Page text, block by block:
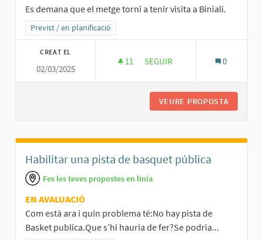
Es demana que el metge torni a tenir visita a Biniali.
Resultats al filtrar per la categoria: Previst / en planificació
Previst / en planificació
CREAT EL
02/03/2025
11 11 SEGUIDORES
SEGUIR 0
VEURE PROPOSTA
Habilitar una pista de basquet pública
Fes les teves propostes en línia
EN AVALUACIÓ
Com està ara i quin problema té:No hay pista de
Basket publica.Que s’hi hauria de fer?Se podria...